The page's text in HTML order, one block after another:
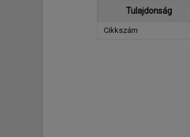
Tulajdonság
Cikkszám